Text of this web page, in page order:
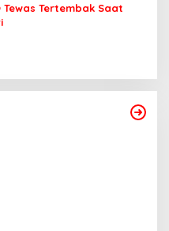
Tewas Tertembak Saat